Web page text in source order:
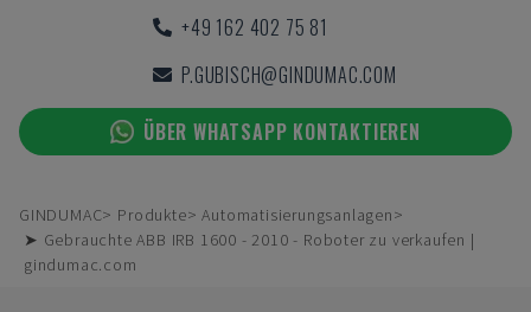
+49 162 402 75 81
P.GUBISCH@GINDUMAC.COM
ÜBER WHATSAPP KONTAKTIEREN
GINDUMAC Produkte
Automatisierungsanlagen
➤ Gebrauchte ABB IRB 1600 - 2010 - Roboter zu verkaufen |
gindumac.com